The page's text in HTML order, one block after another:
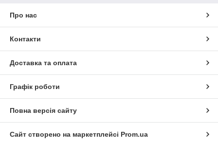
Про нас
Контакти
Доставка та оплата
Графік роботи
Повна версія сайту
Сайт створено на маркетплейсі Prom.ua